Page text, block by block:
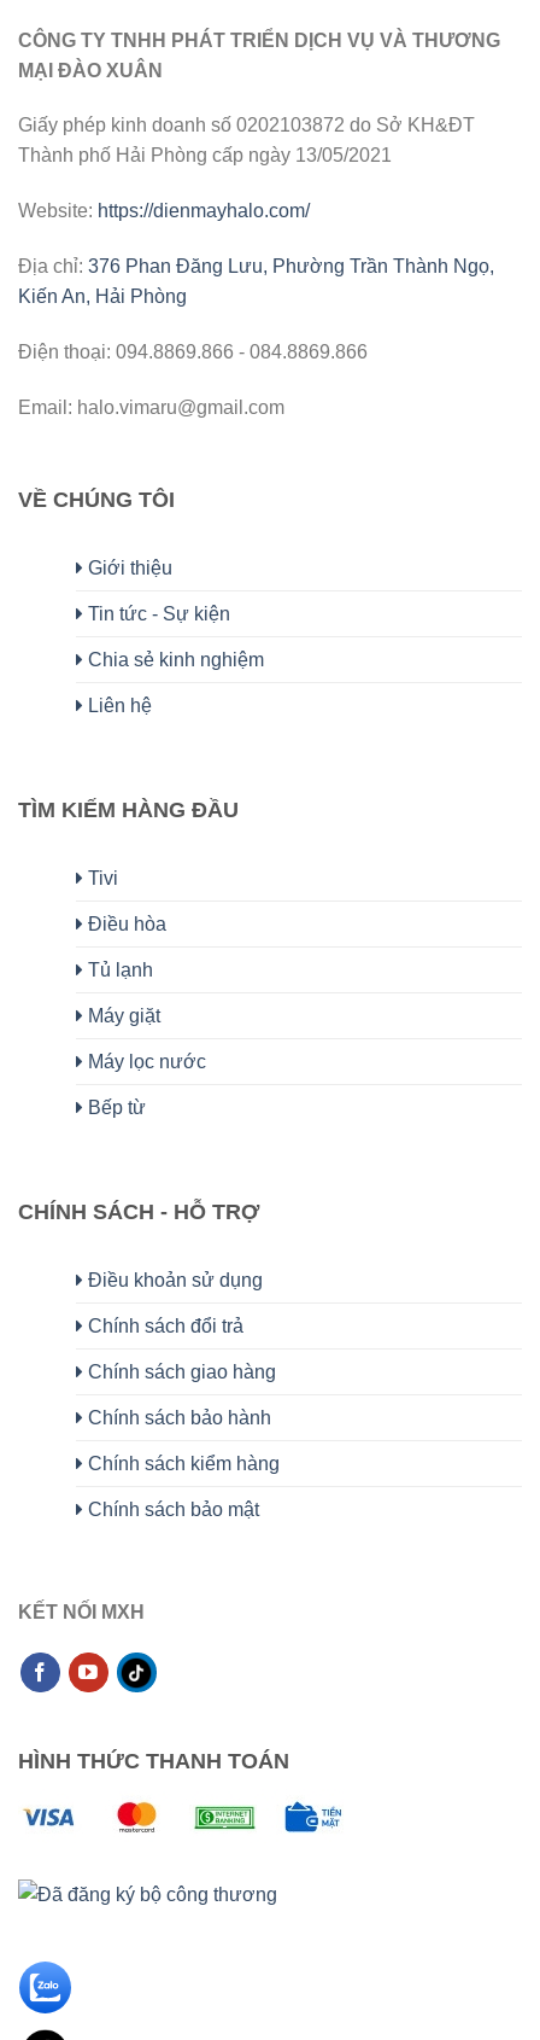
CÔNG TY TNHH PHÁT TRIỂN DỊCH VỤ VÀ THƯƠNG
MẠI ĐÀO XUÂN
Giấy phép kinh doanh số 0202103872 do Sở KH&ĐT
Thành phố Hải Phòng cấp ngày 13/05/2021
Website: https://dienmayhalo.com/
Địa chỉ: 376 Phan Đăng Lưu, Phường Trần Thành Ngọ,
Kiến An, Hải Phòng
Điện thoại: 094.8869.866 - 084.8869.866
Email: halo.vimaru@gmail.com
VỀ CHÚNG TÔI
Giới thiệu
Tin tức - Sự kiện
Chia sẻ kinh nghiệm
Liên hệ
TÌM KIẾM HÀNG ĐẦU
Tivi
Điều hòa
Tủ lạnh
Máy giặt
Máy lọc nước
Bếp từ
CHÍNH SÁCH - HỖ TRỢ
Điều khoản sử dụng
Chính sách đổi trả
Chính sách giao hàng
Chính sách bảo hành
Chính sách kiểm hàng
Chính sách bảo mật
KẾT NỐI MXH
HÌNH THỨC THANH TOÁN